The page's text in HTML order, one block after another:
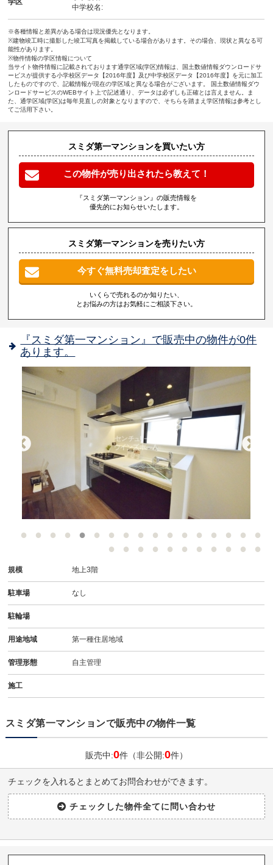
中学校名:
※各種情報と差異がある場合は現況優先となります。
※建物竣工時に撮影した竣工写真を掲載している場合があります。その場合、現状と異なる可
能性があります。
※物件情報の学区情報について
当サイト物件情報に記載されております通学区域(学区)情報は、国土数値情報ダウンロードサ
ービスが提供する小学校区データ【2016年度】及び中学校区データ【2016年度】を元に加工
したものですので、記載情報が現在の学区域と異なる場合がございます。 国土数値情報ダウ
ンロードサービスのWEBサイト上で記述通り、データは必ずしも正確とは言えません。ま
た、通学区域(学区)は毎年見直しの対象となりますので、そちらを踏まえ学区情報は参考とし
てご活用下さい。
スミダ第一マンションを買いたい方
この物件が売り出されたら教えて！
『スミダ第一マンション』の販売情報を
優先的にお知らせいたします。
スミダ第一マンションを売りたい方
今すぐ無料売却査定をしたい
いくらで売れるのか知りたい、
とお悩みの方はお気軽にご相談下さい。
『スミダ第一マンション』で販売中の物件が0件
あります。
規模 地上3階
駐車場 なし
駐輪場
用途地域 第一種住居地域
管理形態 自主管理
施工
スミダ第一マンションで販売中の物件一覧
販売中:0件（非公開:0件）
チェックを入れるとまとめてお問合わせができます。